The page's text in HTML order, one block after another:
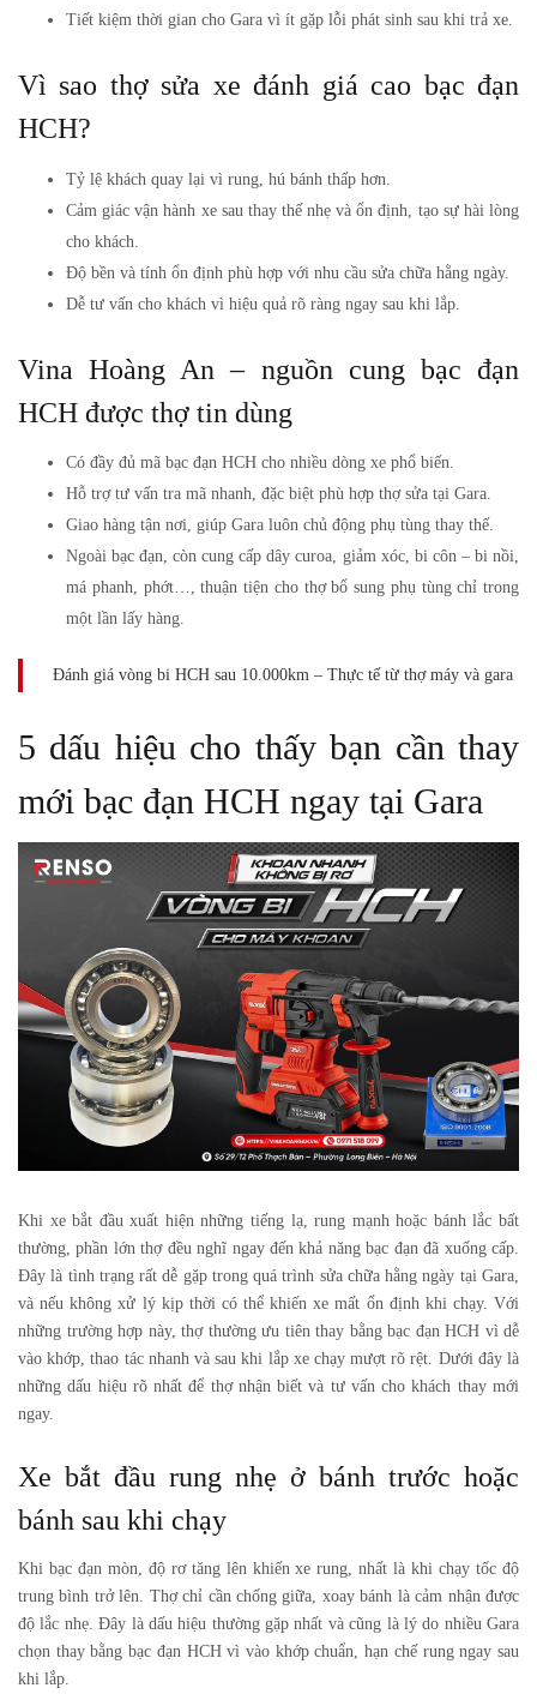
Tiết kiệm thời gian cho Gara vì ít gặp lỗi phát sinh sau khi trả xe.
Vì sao thợ sửa xe đánh giá cao bạc đạn
HCH?
Tỷ lệ khách quay lại vì rung, hú bánh thấp hơn.
Cảm giác vận hành xe sau thay thế nhẹ và ổn định, tạo sự hài lòng
cho khách.
Độ bền và tính ổn định phù hợp với nhu cầu sửa chữa hằng ngày.
Dễ tư vấn cho khách vì hiệu quả rõ ràng ngay sau khi lắp.
Vina Hoàng An – nguồn cung bạc đạn
HCH được thợ tin dùng
Có đầy đủ mã bạc đạn HCH cho nhiều dòng xe phổ biến.
Hỗ trợ tư vấn tra mã nhanh, đặc biệt phù hợp thợ sửa tại Gara.
Giao hàng tận nơi, giúp Gara luôn chủ động phụ tùng thay thế.
Ngoài bạc đạn, còn cung cấp dây curoa, giảm xóc, bi côn – bi nồi,
má phanh, phớt…, thuận tiện cho thợ bổ sung phụ tùng chỉ trong
một lần lấy hàng.
Đánh giá vòng bi HCH sau 10.000km – Thực tế từ thợ máy và gara
5 dấu hiệu cho thấy bạn cần thay
mới bạc đạn HCH ngay tại Gara
Khi xe bắt đầu xuất hiện những tiếng lạ, rung mạnh hoặc bánh lắc bất
thường, phần lớn thợ đều nghĩ ngay đến khả năng bạc đạn đã xuống cấp.
Đây là tình trạng rất dễ gặp trong quá trình sửa chữa hằng ngày tại Gara,
và nếu không xử lý kịp thời có thể khiến xe mất ổn định khi chạy. Với
những trường hợp này, thợ thường ưu tiên thay bằng bạc đạn HCH vì dễ
vào khớp, thao tác nhanh và sau khi lắp xe chạy mượt rõ rệt. Dưới đây là
những dấu hiệu rõ nhất để thợ nhận biết và tư vấn cho khách thay mới
ngay.
Xe bắt đầu rung nhẹ ở bánh trước hoặc
bánh sau khi chạy
Khi bạc đạn mòn, độ rơ tăng lên khiến xe rung, nhất là khi chạy tốc độ
trung bình trở lên. Thợ chỉ cần chống giữa, xoay bánh là cảm nhận được
độ lắc nhẹ. Đây là dấu hiệu thường gặp nhất và cũng là lý do nhiều Gara
chọn thay bằng bạc đạn HCH vì vào khớp chuẩn, hạn chế rung ngay sau
khi lắp.